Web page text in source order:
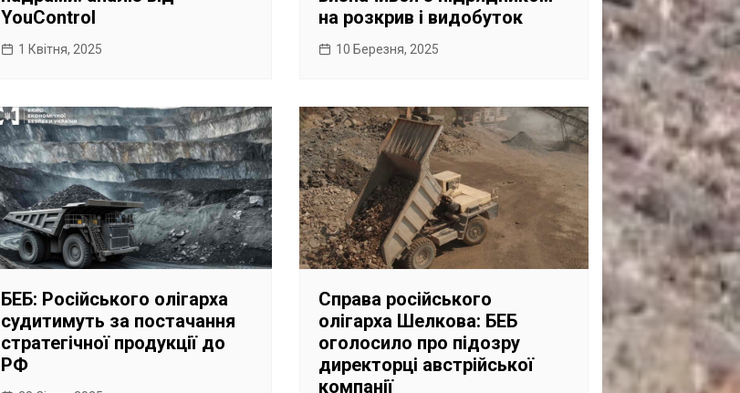
YouControl
1 Квітня, 2025
на розкрив і видобуток
10 Березня, 2025
БЕБ: Російського олігарха
судитимуть за постачання
стратегічної продукції до
РФ
Справа російського
олігарха Шелкова: БЕБ
оголосило про підозру
директорці австрійської
компанії